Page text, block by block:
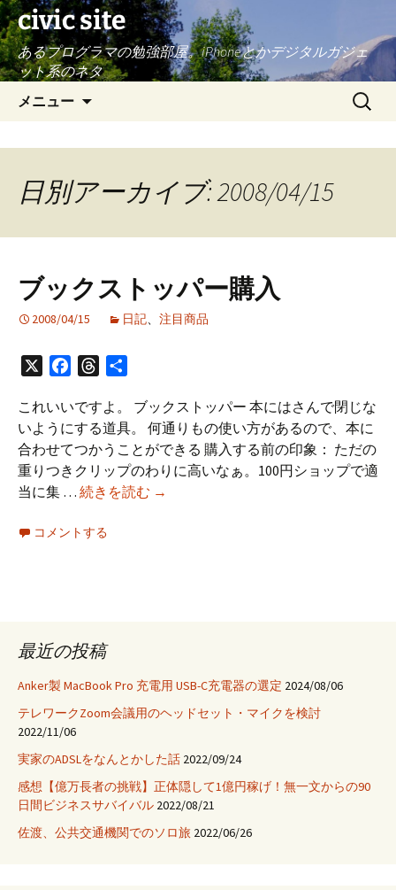
civic site
あるプログラマの勉強部屋。iPhoneとかデジタルガジェ
ット系のネタ
メニュー
へ
キ
プ
検
索:
日別アーカイブ: 2008/04/15
ブックストッパー購入
2008/04/15 日記、 注目商品
FacebookThreads
これいいですよ。 ブックストッパー 本にはさんで閉じな
いようにする道具。 何通りもの使い方があるので、本に
合わせてつかうことができる 購入する前の印象： ただの
重りつきクリップのわりに高いなぁ。100円ショップで適
当に集 … 続きを読む ブ
入
→
コメントする
最近の投稿
Anker製 MacBook Pro 充電用 USB-C充電器の選定 2024/08/06
テレワークZoom会議用のヘッドセット・マイクを検討
2022/11/06
実家のADSLをなんとかした話 2022/09/24
感想【億万長者の挑戦】正体隠して1億円稼げ！無一文からの90
日間ビジネスサバイバル 2022/08/21
佐渡、公共交通機関でのソロ旅 2022/06/26